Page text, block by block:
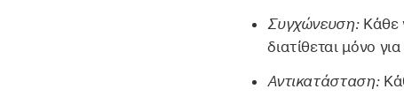
Συγχώνευση: Κάθε
διατίθεται μόνο
Αντικατάσταση: